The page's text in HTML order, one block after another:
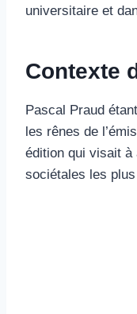
universitaire et
Contexte
Pascal Praud
les rênes de
édition qui visait à
sociétales les